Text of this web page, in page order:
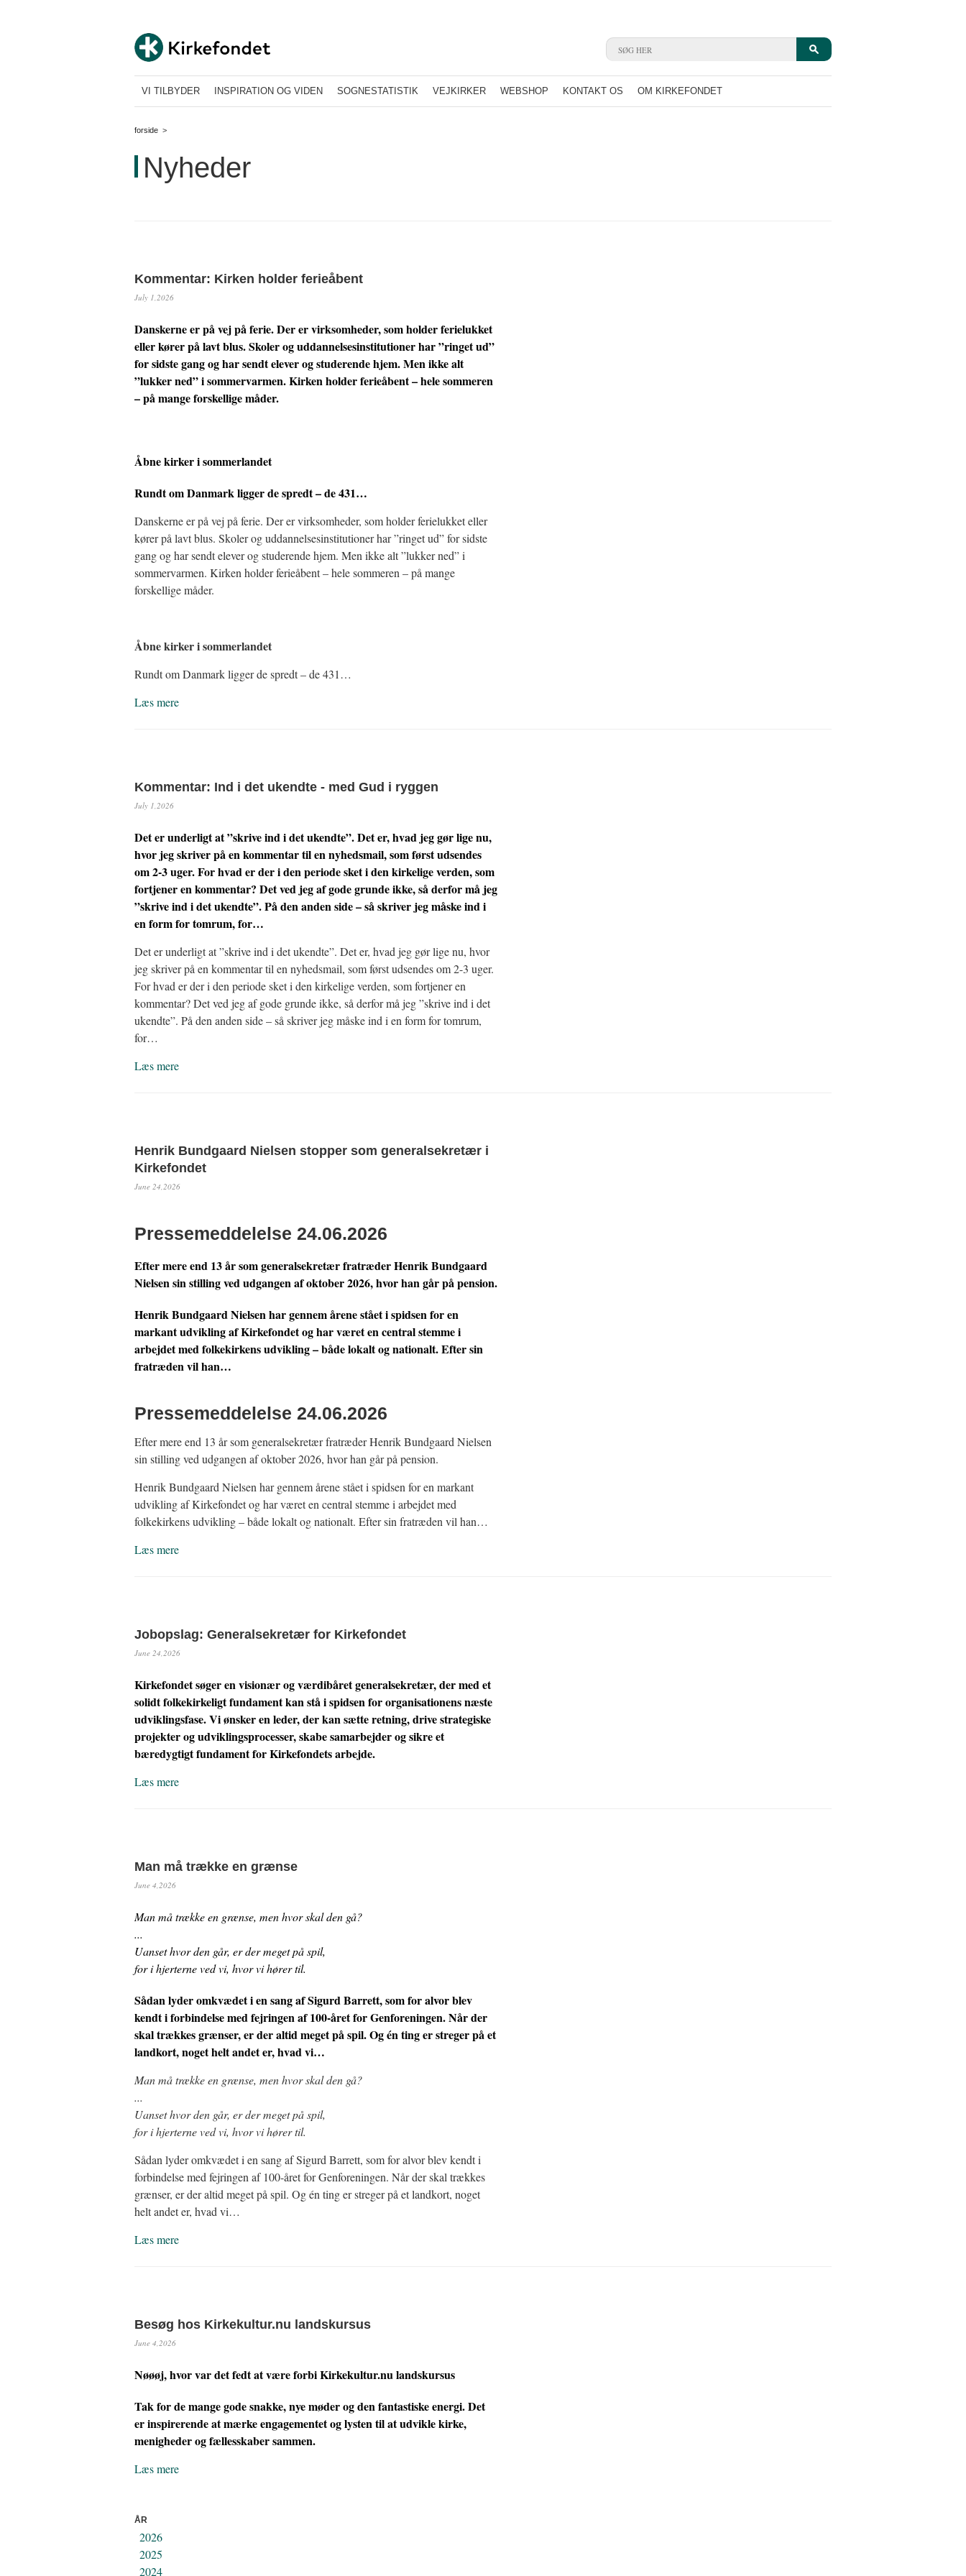
VI TILBYDER INSPIRATION OG VIDEN SOGNESTATISTIK VEJKIRKER WEBSHOP KONTAKT OS OM KIRKEFONDET
forside >
Nyheder
Kommentar: Kirken holder ferieåbent
July 1,2026
Danskerne er på vej på ferie. Der er virksomheder, som holder ferielukket
eller kører på lavt blus. Skoler og uddannelsesinstitutioner har ”ringet ud”
for sidste gang og har sendt elever og studerende hjem. Men ikke alt
”lukker ned” i sommervarmen. Kirken holder ferieåbent – hele sommeren
– på mange forskellige måder.
Åbne kirker i sommerlandet
Rundt om Danmark ligger de spredt – de 431…
Danskerne er på vej på ferie. Der er virksomheder, som holder ferielukket eller
kører på lavt blus. Skoler og uddannelsesinstitutioner har ”ringet ud” for sidste
gang og har sendt elever og studerende hjem. Men ikke alt ”lukker ned” i
sommervarmen. Kirken holder ferieåbent – hele sommeren – på mange
forskellige måder.
Åbne kirker i sommerlandet
Rundt om Danmark ligger de spredt – de 431…
Læs mere
Kommentar: Ind i det ukendte - med Gud i ryggen
July 1,2026
Det er underligt at ”skrive ind i det ukendte”. Det er, hvad jeg gør lige nu,
hvor jeg skriver på en kommentar til en nyhedsmail, som først udsendes
om 2-3 uger. For hvad er der i den periode sket i den kirkelige verden, som
fortjener en kommentar? Det ved jeg af gode grunde ikke, så derfor må jeg
”skrive ind i det ukendte”. På den anden side – så skriver jeg måske ind i
en form for tomrum, for…
Det er underligt at ”skrive ind i det ukendte”. Det er, hvad jeg gør lige nu, hvor
jeg skriver på en kommentar til en nyhedsmail, som først udsendes om 2-3 uger.
For hvad er der i den periode sket i den kirkelige verden, som fortjener en
kommentar? Det ved jeg af gode grunde ikke, så derfor må jeg ”skrive ind i det
ukendte”. På den anden side – så skriver jeg måske ind i en form for tomrum,
for…
Læs mere
Henrik Bundgaard Nielsen stopper som generalsekretær i
Kirkefondet
June 24,2026
Pressemeddelelse 24.06.2026
Efter mere end 13 år som generalsekretær fratræder Henrik Bundgaard
Nielsen sin stilling ved udgangen af oktober 2026, hvor han går på pension.
Henrik Bundgaard Nielsen har gennem årene stået i spidsen for en
markant udvikling af Kirkefondet og har været en central stemme i
arbejdet med folkekirkens udvikling – både lokalt og nationalt. Efter sin
fratræden vil han…
Pressemeddelelse 24.06.2026
Efter mere end 13 år som generalsekretær fratræder Henrik Bundgaard Nielsen
sin stilling ved udgangen af oktober 2026, hvor han går på pension.
Henrik Bundgaard Nielsen har gennem årene stået i spidsen for en markant
udvikling af Kirkefondet og har været en central stemme i arbejdet med
folkekirkens udvikling – både lokalt og nationalt. Efter sin fratræden vil han…
Læs mere
Jobopslag: Generalsekretær for Kirkefondet
June 24,2026
Kirkefondet søger en visionær og værdibåret generalsekretær, der med et
solidt folkekirkeligt fundament kan stå i spidsen for organisationens næste
udviklingsfase. Vi ønsker en leder, der kan sætte retning, drive strategiske
projekter og udviklingsprocesser, skabe samarbejder og sikre et
bæredygtigt fundament for Kirkefondets arbejde.
Læs mere
Man må trække en grænse
June 4,2026
Man må trække en grænse, men hvor skal den gå?
...
Uanset hvor den går, er der meget på spil,
for i hjerterne ved vi, hvor vi hører til.
Sådan lyder omkvædet i en sang af Sigurd Barrett, som for alvor blev
kendt i forbindelse med fejringen af 100-året for Genforeningen. Når der
skal trækkes grænser, er der altid meget på spil. Og én ting er streger på et
landkort, noget helt andet er, hvad vi…
Man må trække en grænse, men hvor skal den gå?
...
Uanset hvor den går, er der meget på spil,
for i hjerterne ved vi, hvor vi hører til.
Sådan lyder omkvædet i en sang af Sigurd Barrett, som for alvor blev kendt i
forbindelse med fejringen af 100-året for Genforeningen. Når der skal trækkes
grænser, er der altid meget på spil. Og én ting er streger på et landkort, noget
helt andet er, hvad vi…
Læs mere
Besøg hos Kirkekultur.nu landskursus
June 4,2026
Nøøøj, hvor var det fedt at være forbi Kirkekultur.nu landskursus
Tak for de mange gode snakke, nye møder og den fantastiske energi. Det
er inspirerende at mærke engagementet og lysten til at udvikle kirke,
menigheder og fællesskaber sammen.
Læs mere
ÅR
2026
2025
2024